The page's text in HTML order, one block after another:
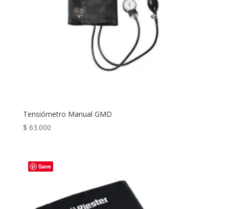
Tensiómetro Manual GMD
$ 63.000
Save